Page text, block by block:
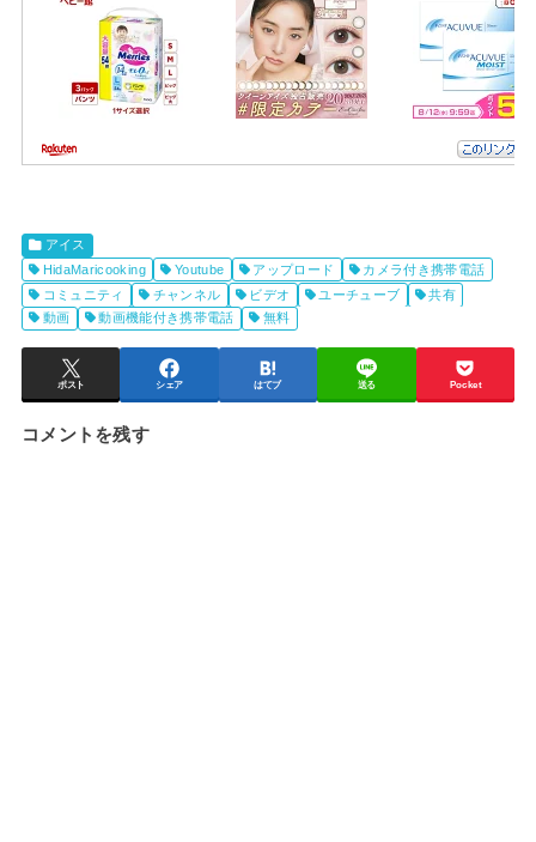
アイス
HidaMaricooking
Youtube アップロード
カメラ付き携帯電話
コミュニティ
チャンネル ビデオ ユーチューブ
共有
動画
動画機能付き携帯電話 無料
ポスト シェア はてブ 送る Pocket
コメントを残す